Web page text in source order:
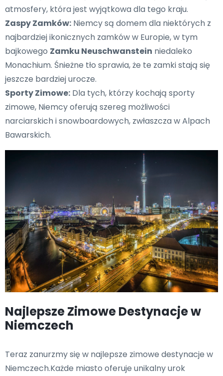
atmosfery, która jest wyjątkowa dla tego kraju.
Zaspy Zamków: Niemcy są domem dla niektórych z
najbardziej ikonicznych zamków w Europie, w tym
bajkowego Zamku Neuschwanstein niedaleko
Monachium. Śnieżne tło sprawia, że te zamki stają się
jeszcze bardziej urocze.
Sporty Zimowe: Dla tych, którzy kochają sporty
zimowe, Niemcy oferują szereg możliwości
narciarskich i snowboardowych, zwłaszcza w Alpach
Bawarskich.
Najlepsze Zimowe Destynacje w
Niemczech
Teraz zanurzmy się w najlepsze zimowe destynacje w
Niemczech.Każde miasto oferuje unikalny urok